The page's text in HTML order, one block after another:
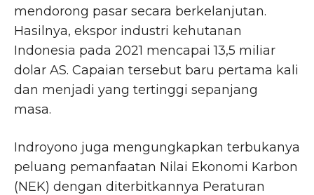
mendorong pasar secara berkelanjutan.
Hasilnya, ekspor industri kehutanan
Indonesia pada 2021 mencapai 13,5 miliar
dolar AS. Capaian tersebut baru pertama kali
dan menjadi yang tertinggi sepanjang
masa.
Indroyono juga mengungkapkan terbukanya
peluang pemanfaatan Nilai Ekonomi Karbon
(NEK) dengan diterbitkannya Peraturan